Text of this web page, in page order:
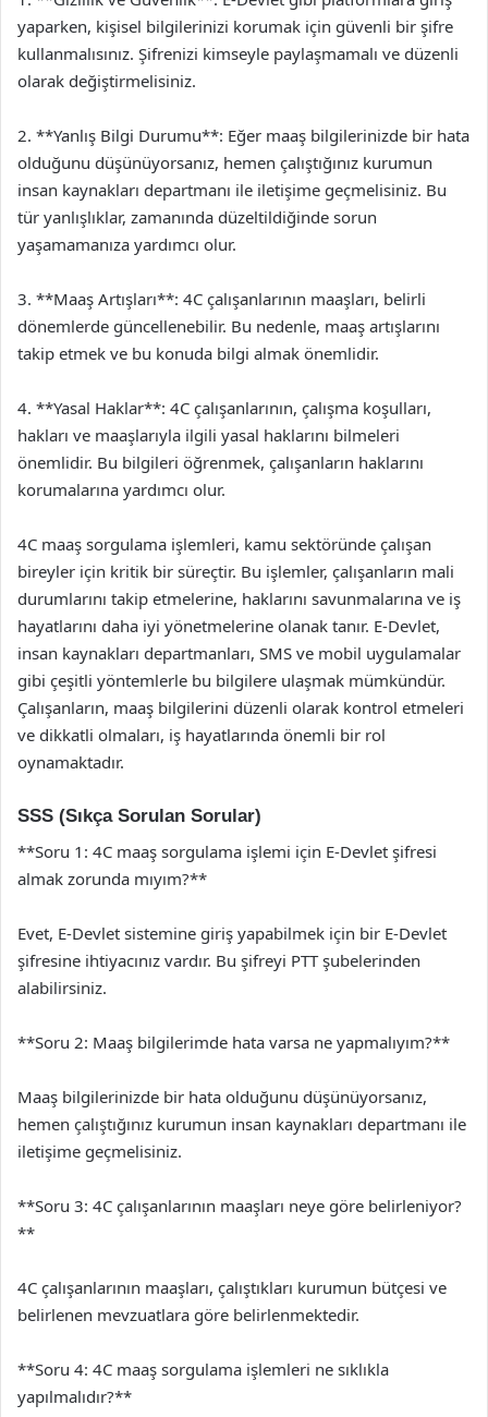
yaparken, kişisel bilgilerinizi korumak için güvenli bir şifre
kullanmalısınız. Şifrenizi kimseyle paylaşmamalı ve düzenli
olarak değiştirmelisiniz.
2. **Yanlış Bilgi Durumu**: Eğer maaş bilgilerinizde bir hata
olduğunu düşünüyorsanız, hemen çalıştığınız kurumun
insan kaynakları departmanı ile iletişime geçmelisiniz. Bu
tür yanlışlıklar, zamanında düzeltildiğinde sorun
yaşamamanıza yardımcı olur.
3. **Maaş Artışları**: 4C çalışanlarının maaşları, belirli
dönemlerde güncellenebilir. Bu nedenle, maaş artışlarını
takip etmek ve bu konuda bilgi almak önemlidir.
4. **Yasal Haklar**: 4C çalışanlarının, çalışma koşulları,
hakları ve maaşlarıyla ilgili yasal haklarını bilmeleri
önemlidir. Bu bilgileri öğrenmek, çalışanların haklarını
korumalarına yardımcı olur.
4C maaş sorgulama işlemleri, kamu sektöründe çalışan
bireyler için kritik bir süreçtir. Bu işlemler, çalışanların mali
durumlarını takip etmelerine, haklarını savunmalarına ve iş
hayatlarını daha iyi yönetmelerine olanak tanır. E-Devlet,
insan kaynakları departmanları, SMS ve mobil uygulamalar
gibi çeşitli yöntemlerle bu bilgilere ulaşmak mümkündür.
Çalışanların, maaş bilgilerini düzenli olarak kontrol etmeleri
ve dikkatli olmaları, iş hayatlarında önemli bir rol
oynamaktadır.
SSS (Sıkça Sorulan Sorular)
**Soru 1: 4C maaş sorgulama işlemi için E-Devlet şifresi
almak zorunda mıyım?**
Evet, E-Devlet sistemine giriş yapabilmek için bir E-Devlet
şifresine ihtiyacınız vardır. Bu şifreyi PTT şubelerinden
alabilirsiniz.
**Soru 2: Maaş bilgilerimde hata varsa ne yapmalıyım?**
Maaş bilgilerinizde bir hata olduğunu düşünüyorsanız,
hemen çalıştığınız kurumun insan kaynakları departmanı ile
iletişime geçmelisiniz.
**Soru 3: 4C çalışanlarının maaşları neye göre belirleniyor?
**
4C çalışanlarının maaşları, çalıştıkları kurumun bütçesi ve
belirlenen mevzuatlara göre belirlenmektedir.
**Soru 4: 4C maaş sorgulama işlemleri ne sıklıkla
yapılmalıdır?**